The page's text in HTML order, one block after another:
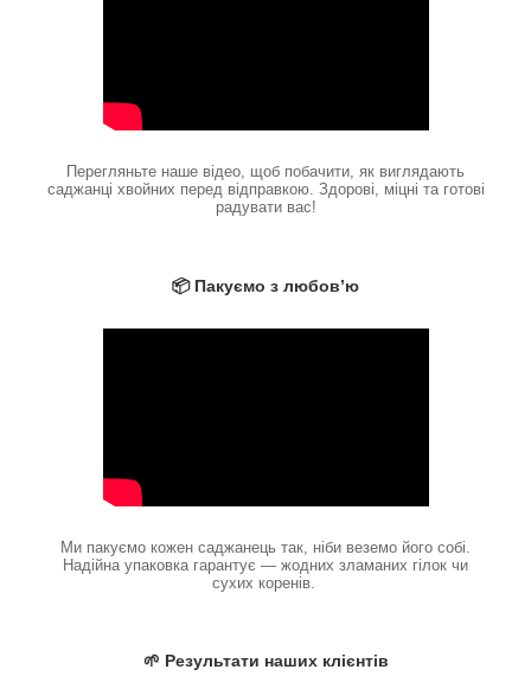
Перегляньте наше відео, щоб побачити, як виглядають
саджанці хвойних перед відправкою. Здорові, міцні та готові
радувати вас!
📦 Пакуємо з любов’ю
Ми пакуємо кожен саджанець так, ніби веземо його собі.
Надійна упаковка гарантує — жодних зламаних гілок чи
сухих коренів.
🌱 Результати наших клієнтів